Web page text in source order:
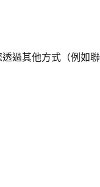
過其他方式（例如